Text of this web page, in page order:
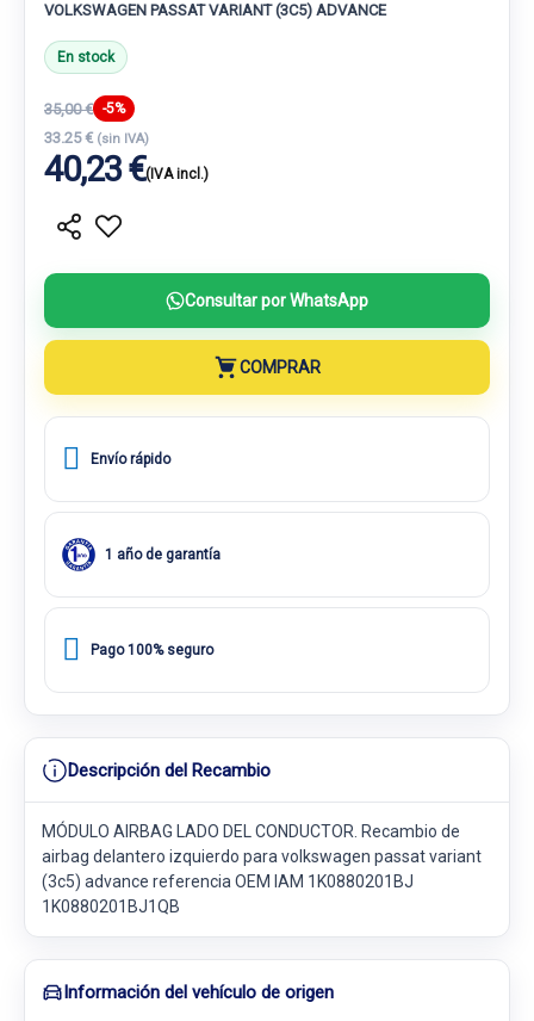
VOLKSWAGEN PASSAT VARIANT (3C5) ADVANCE
En stock
35,00 € -5%
33.25 € (sin IVA)
40,23 €(IVA incl.)
Consultar por WhatsApp
COMPRAR
Envío rápido
1 año de garantía
Pago 100% seguro
Descripción del Recambio
MÓDULO AIRBAG LADO DEL CONDUCTOR. Recambio de
airbag delantero izquierdo para volkswagen passat variant
(3c5) advance referencia OEM IAM 1K0880201BJ
1K0880201BJ1QB
Información del vehículo de origen